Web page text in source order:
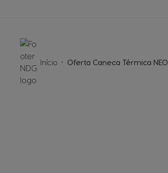
Início Oferta Caneca Térmica NEO